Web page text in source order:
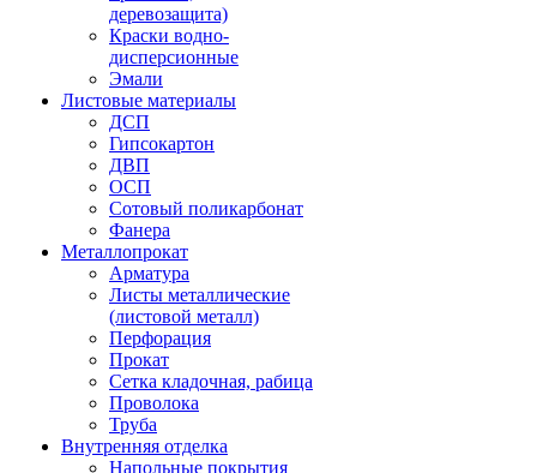
деревозащита)
Краски водно-
дисперсионные
Эмали
Листовые материалы
ДСП
Гипсокартон
ДВП
ОСП
Сотовый поликарбонат
Фанера
Металлопрокат
Арматура
Листы металлические
(листовой металл)
Перфорация
Прокат
Сетка кладочная, рабица
Проволока
Труба
Внутренняя отделка
Напольные покрытия